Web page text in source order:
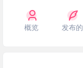
概览 发布的